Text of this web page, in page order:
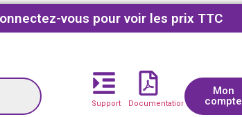
vous pour voir les prix TTC
Support Documentations
Mon
compte